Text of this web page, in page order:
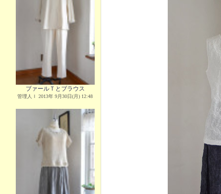
ブァールＴとブラウス
管理人Ｉ 2013年 9月30日(月) 12:48